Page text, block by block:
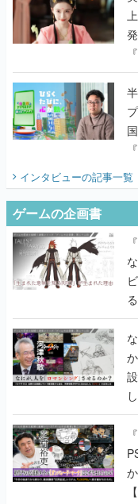
インタビューの記事一覧
ゲームの企画書